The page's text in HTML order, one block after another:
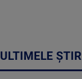
ULTIMELE ȘTIRI